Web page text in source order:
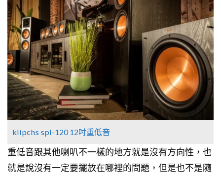
klipchs spl-120 12吋重低音
重低音跟其他喇叭不一樣的地方就是沒有方向性，也
就是說沒有一定要擺放在哪裡的問題，但是也不是隨